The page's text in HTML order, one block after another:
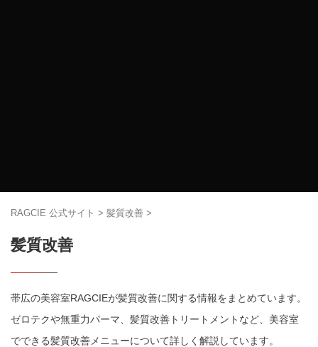
RAGCIE 公式サイト > 髪質改善 >
髪質改善
帯広の美容室RAGCIEが髪質改善に関する情報をまとめています。
ゼロテクや無重力パーマ、髪質改善トリートメントなど、美容室
でできる髪質改善メニューについて詳しく解説しています。